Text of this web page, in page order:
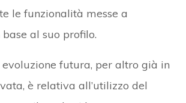
le funzionalità messe a
al suo profilo.
futura, per altro già in
è relativa all’utilizzo del